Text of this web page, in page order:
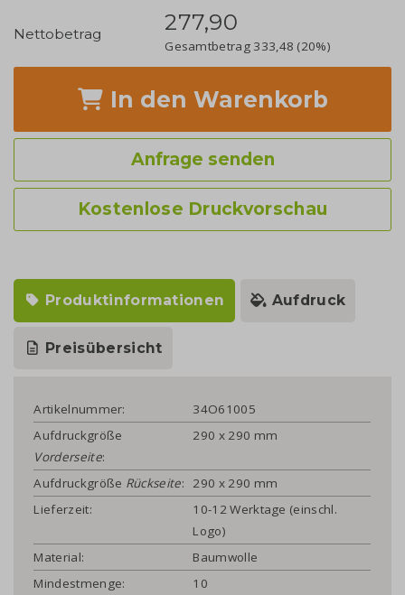
Nettobetrag 277,90
Gesamtbetrag 333,48 (20%)
In den Warenkorb
Anfrage senden
Kostenlose Druckvorschau
Produktinformationen Aufdruck
Preisübersicht
Artikelnummer:
34O61005
Aufdruckgröße
Vorderseite:
290 x 290 mm
Aufdruckgröße Rückseite:
290 x 290 mm
Lieferzeit:
10-12 Werktage (einschl.
Logo)
Material:
Baumwolle
Mindestmenge:
10